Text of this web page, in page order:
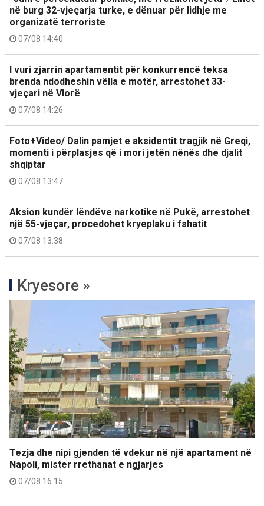
në burg 32-vjeçarja turke, e dënuar për lidhje me
organizatë terroriste
07/08 14:40
I vuri zjarrin apartamentit për konkurrencë teksa
brenda ndodheshin vëlla e motër, arrestohet 33-
vjeçari në Vlorë
07/08 14:26
Foto+Video/ Dalin pamjet e aksidentit tragjik në Greqi,
momenti i përplasjes që i mori jetën nënës dhe djalit
shqiptar
07/08 13:47
Aksion kundër lëndëve narkotike në Pukë, arrestohet
një 55-vjeçar, procedohet kryeplaku i fshatit
07/08 13:38
Kryesore »
Tezja dhe nipi gjenden të vdekur në një apartament në
Napoli, mister rrethanat e ngjarjes
07/08 16:15